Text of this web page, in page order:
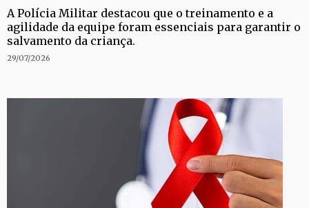
A Polícia Militar destacou que o treinamento e a
agilidade da equipe foram essenciais para garantir o
salvamento da criança.
29/07/2026